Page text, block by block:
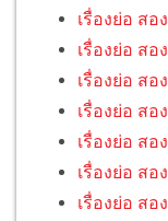
เรื่องย่อ สอ
เรื่องย่อ สอ
เรื่องย่อ สอ
เรื่องย่อ สอ
เรื่องย่อ สอ
เรื่องย่อ สอ
เรื่องย่อ สอ